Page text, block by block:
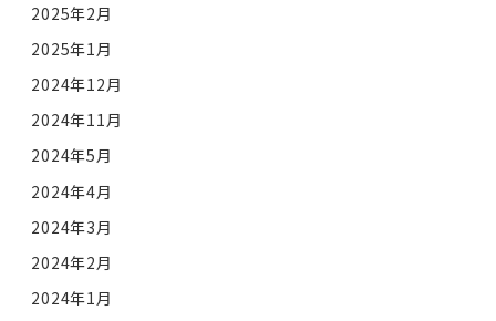
2025年2月
2025年1月
2024年12月
2024年11月
2024年5月
2024年4月
2024年3月
2024年2月
2024年1月